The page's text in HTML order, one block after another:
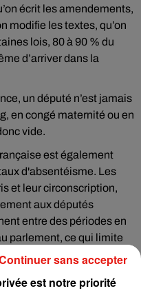
écrit les amendements,
modifie les textes, qu’on
lois, 80 à 90 % du
d’arriver dans la
un député n’est jamais
en congé maternité ou en
vide.
est également
d'absentéisme. Les
et leur circonscription,
aux députés
entre des périodes en
parlement, ce qui limite
favoriser la présence au
en cas
est notre priorité
sans accepter